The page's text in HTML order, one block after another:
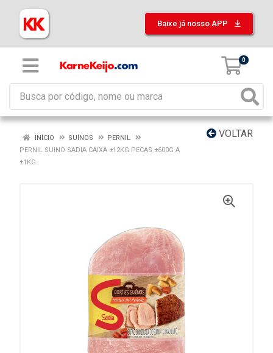
Baixe já nosso APP
0
VOLTAR
INÍCIO SUÍNOS
PERNIL
PERNIL SUINO SADIA CAIXA ±12KG PECAS ±600G A
±1KG